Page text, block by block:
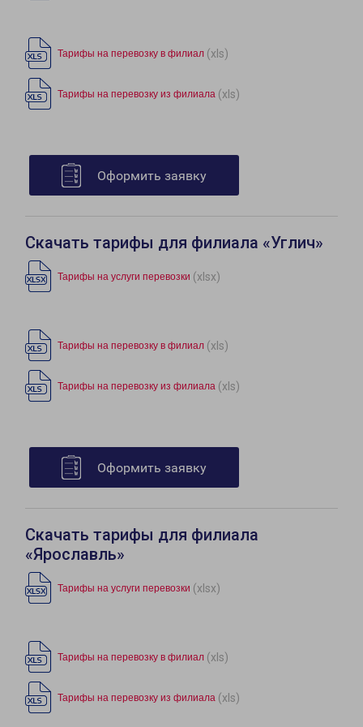
Тарифы на перевозку в филиал (xls)
Тарифы на перевозку из филиала (xls)
Оформить заявку
Скачать тарифы для филиала «Углич»
Тарифы на услуги перевозки (xlsx)
Тарифы на перевозку в филиал (xls)
Тарифы на перевозку из филиала (xls)
Оформить заявку
Скачать тарифы для филиала
«Ярославль»
Тарифы на услуги перевозки (xlsx)
Тарифы на перевозку в филиал (xls)
Тарифы на перевозку из филиала (xls)